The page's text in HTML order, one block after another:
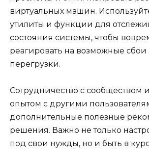
виртуальных машин.
утилиты и функции для
состояния системы, чтобы
реагировать на возможные сбои
перегрузки.
Сотрудничество с сообществом
опытом с другими
дополнительные полезные
решения. Важно не только
под свои нужды, но и быть в